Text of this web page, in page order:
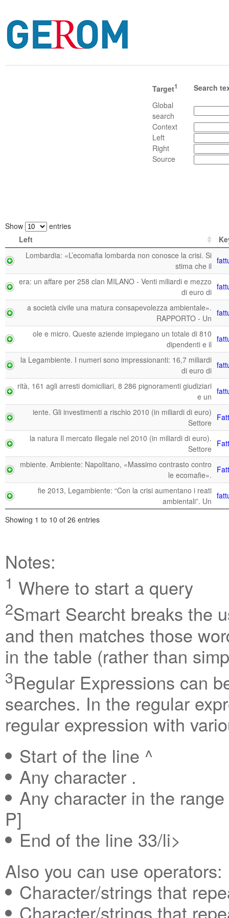
Target1
Search
Global
search
Context
Left
Right
Source
Show
entries
Left
Lombardia: «L’ecomafia lombarda non conosce la crisi. Si
stima che il
era: un affare per 258 clan MILANO - Venti miliardi e mezzo
di euro di
a società civile una matura consapevolezza ambientale».
RAPPORTO - Un
ole e micro. Queste aziende impiegano un totale di 810
dipendenti e il
la Legambiente. I numeri sono impressionanti: 16,7 miliardi
di euro di
rità, 161 agli arresti domiciliari, 8 286 pignoramenti giudiziari
e un
iente. Gli investimenti a rischio 2010 (in miliardi di euro)
Settore
la natura Il mercato illegale nel 2010 (in miliardi di euro).
Settore
mbiente. Ambiente: Napolitano, «Massimo contrasto contro
le ecomafie».
fie 2013, Legambiente: “Con la crisi aumentano i reati
ambientali”. Un
Showing 1 to 10 of 26 entries
Notes:
1 Where to start a query
2Smart Searcht breaks the
and then matches those
in the table (rather than
3Regular Expressions can
searches. In the regular
regular expression with
Start of the line ^
Any character .
Any character in the
P]
End of the line 33/li>
Also you can use operators:
Character/strings that
Character/strings that